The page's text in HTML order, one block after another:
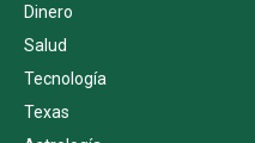
Dinero
Salud
Tecnología
Texas